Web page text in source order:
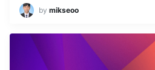
by mikseoo